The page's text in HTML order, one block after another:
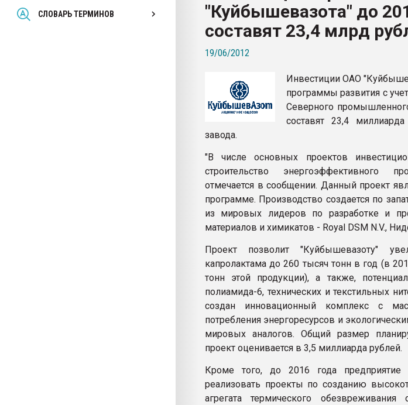
СЛОВАРЬ ТЕРМИНОВ
Всё, что касается выдува ПЭТ
ПЕРЕЙТИ НА ФОРУМ
"Куйбышевазота" до
составят 23,4 млрд
19/06/2012
Инвестиции ОАО
программы развития с
Северного
составят 23,4
завода.
"В числе основных проектов
строительство энергоэффективного
отмечается в сообщении. Данный проект
программе. Производство создается по
из мировых лидеров по разработке и
материалов и химикатов - Royal DSM N.V.,
Проект позволит "Куйбышевазоту"
капролактама до 260 тысяч тонн в год (в
тонн этой продукции), а также,
полиамида-6, технических и текстильных
создан инновационный комплекс с
потребления энергоресурсов и
мировых аналогов. Общий размер
проект оценивается в 3,5 миллиарда рублей.
Кроме того, до 2016 года
реализовать проекты по созданию
агрегата термического обезвреживания